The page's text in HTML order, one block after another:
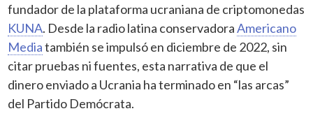
fundador de la plataforma ucraniana de criptomonedas
KUNA. Desde la radio latina conservadoraAmericano
Mediatambién se impulsó en diciembre de 2022, sin
citar pruebas ni fuentes, esta narrativa de que el
dinero enviado a Ucrania ha terminado en “las arcas”
del Partido Demócrata.